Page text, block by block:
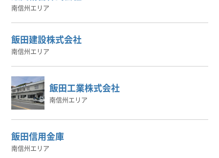
南信州エリア
飯田建設株式会社
南信州エリア
飯田工業株式会社
南信州エリア
飯田信用金庫
南信州エリア